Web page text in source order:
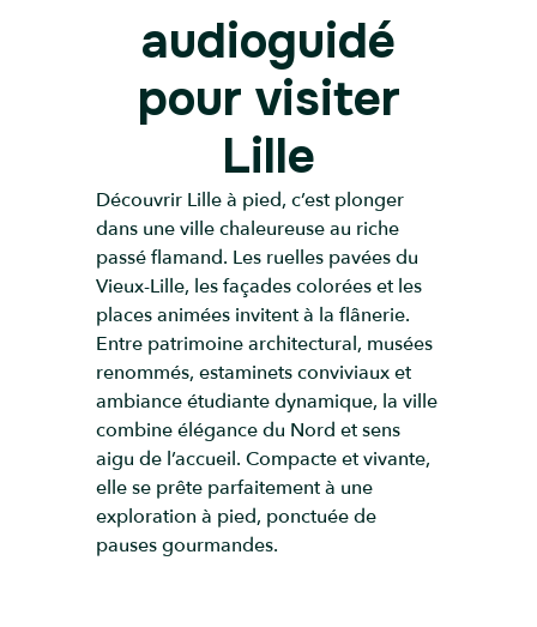
audioguidé
pour visiter
Lille
Découvrir Lille à pied, c’est plonger
dans une ville chaleureuse au riche
passé flamand. Les ruelles pavées du
Vieux-Lille, les façades colorées et les
places animées invitent à la flânerie.
Entre patrimoine architectural, musées
renommés, estaminets conviviaux et
ambiance étudiante dynamique, la ville
combine élégance du Nord et sens
aigu de l’accueil. Compacte et vivante,
elle se prête parfaitement à une
exploration à pied, ponctuée de
pauses gourmandes.